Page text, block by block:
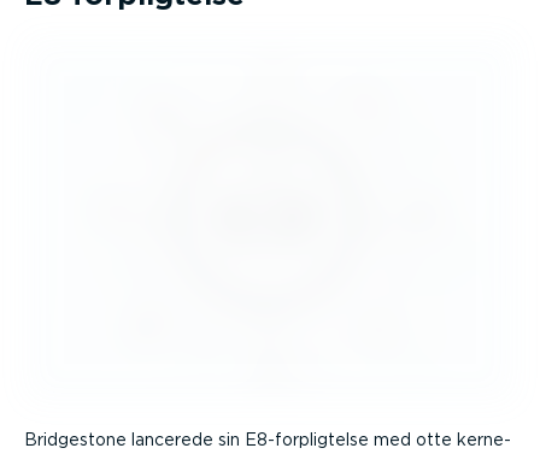
Bridgestone lancerede sin E8-forplig­telse med otte kerne­